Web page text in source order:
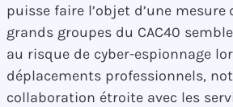
puisse faire l’objet d’une mesure
grands groupes du CAC40
au risque de cyber-espionnage
déplacements professionnels,
collaboration étroite avec les